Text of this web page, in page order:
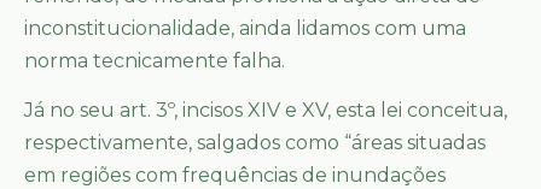
inconstitucionalidade, ainda lidamos com uma
norma tecnicamente falha.
Já no seu art. 3º, incisos XIV e XV, esta lei conceitua,
respectivamente, salgados como “áreas situadas
em regiões com frequências de inundações